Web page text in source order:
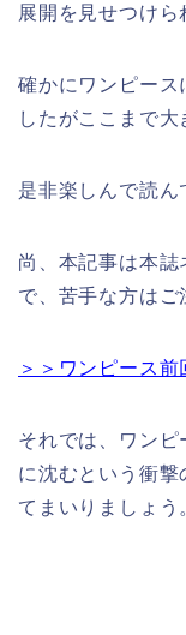
展開を見せつけら
確かにワンピース
したがここまで
是非楽しんで読ん
尚、本記事は本
で、苦手な方はご
＞＞ワンピース前
それでは、ワン
に沈むという衝
てまいりましょう